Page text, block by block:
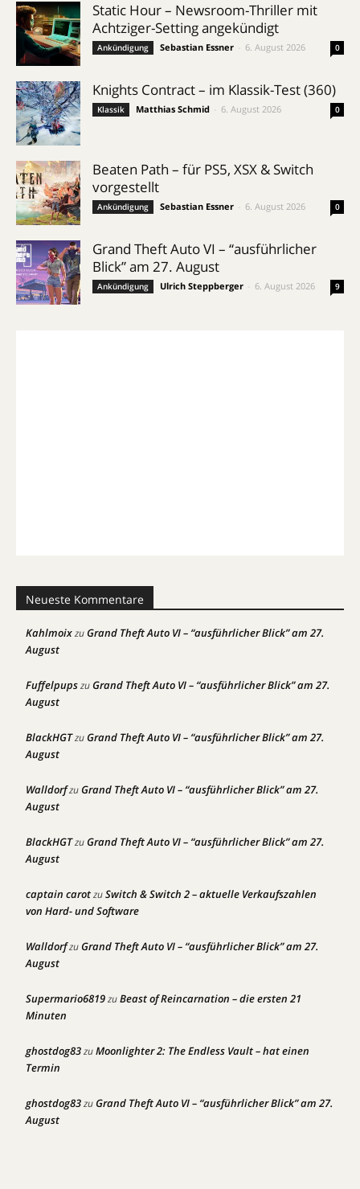
Static Hour – Newsroom-Thriller mit
Achtziger-Setting angekündigt
Ankündigung Sebastian Essner 6. August 2026 0
Knights Contract – im Klassik-Test (360)
Klassik Matthias Schmid 6. August 2026 0
Beaten Path – für PS5, XSX & Switch
vorgestellt
Ankündigung Sebastian Essner 6. August 2026 0
Grand Theft Auto VI – “ausführlicher
Blick” am 27. August
Ankündigung Ulrich Steppberger 6. August 2026 9
Neueste Kommentare
KahlmoixzuGrand Theft Auto VI – “ausführlicher Blick” am 27.
August
FuffelpupszuGrand Theft Auto VI – “ausführlicher Blick” am 27.
August
BlackHGTzuGrand Theft Auto VI – “ausführlicher Blick” am 27.
August
WalldorfzuGrand Theft Auto VI – “ausführlicher Blick” am 27.
August
BlackHGTzuGrand Theft Auto VI – “ausführlicher Blick” am 27.
August
captain carotzuSwitch & Switch 2 – aktuelle Verkaufszahlen
von Hard- und Software
WalldorfzuGrand Theft Auto VI – “ausführlicher Blick” am 27.
August
Supermario6819zuBeast of Reincarnation – die ersten 21
Minuten
ghostdog83zuMoonlighter 2: The Endless Vault – hat einen
Termin
ghostdog83zuGrand Theft Auto VI – “ausführlicher Blick” am 27.
August